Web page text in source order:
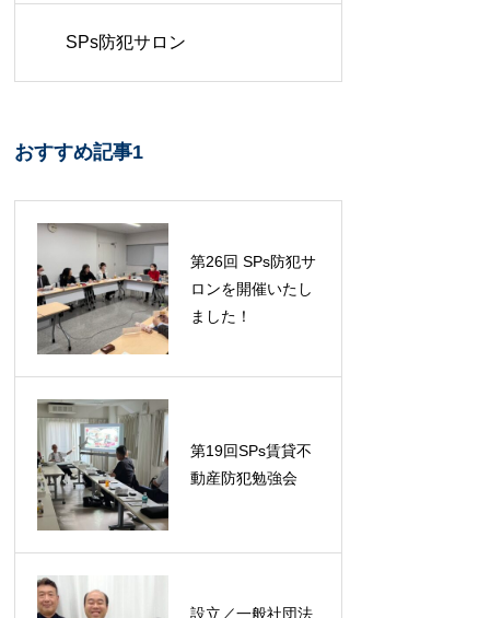
SPs防犯サロン
おすすめ記事1
第26回 SPs防犯サ
ロンを開催いたし
ました！
第19回SPs賃貸不
動産防犯勉強会
設立／一般社団法